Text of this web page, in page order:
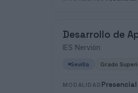
Desarrollo de
IES Nervión
Sevilla Grado
MODALIDAD Presencial